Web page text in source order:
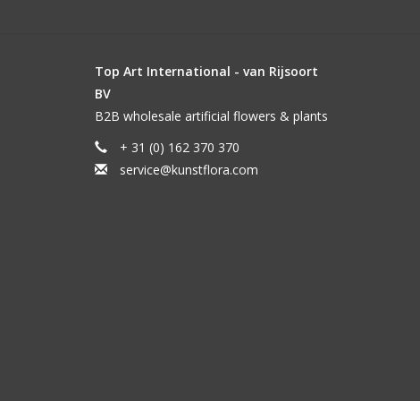
Top Art International - van Rijsoort
BV
B2B wholesale artificial flowers & plants
+ 31 (0) 162 370 370
service@kunstflora.com